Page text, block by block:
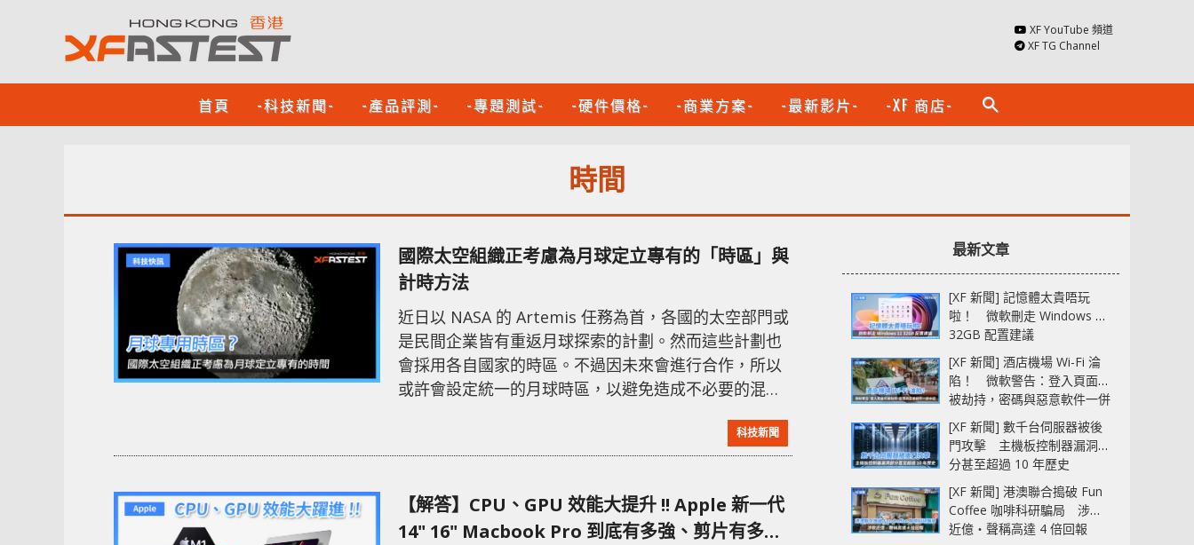
XF YouTube 頻道
XF TG Channel
首頁 -科技新聞- -產品評測- -專題測試- -硬件價格- -商業方案- -最新影片- -XF 商店- search
時間
國際太空組織正考慮為月球定立專有的「時區」與
計時方法
近日以 NASA 的 Artemis 任務為首，各國的太空部門或
是民間企業皆有重返月球探索的計劃。然而這些計劃也
會採用各自國家的時區。不過因未來會進行合作，所以
或許會設定統一的月球時區，以避免造成不必要的混
論。不過為月球定立「時區」並不簡單。除了一些政治
因素外，還要決定月球時間是否應該與地球時間同步。
意義的。因此最終會否改用專為月球而設的計時方式，
也是討論的重點內容之一。
科技新聞
【解答】CPU、GPU 效能大提升 !! Apple 新一代
14" 16" Macbook Pro 到底有多強、剪片有多厲
最新文章
[XF 新聞] 記憶體太貴唔玩
啦！ 微軟刪走 Windows 11
32GB 配置建議
[XF 新聞] 酒店機場 Wi-Fi 淪
陷！ 微軟警告：登入頁面可
被劫持，密碼與惡意軟件一併
中招
[XF 新聞] 數千台伺服器被後
門攻擊 主機板控制器漏洞部
分甚至超過 10 年歷史
[XF 新聞] 港澳聯合搗破 Fun
Coffee 咖啡科研騙局 涉款
近億‧聲稱高達 4 倍回報